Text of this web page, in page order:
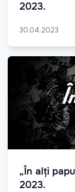
2023.
30.04.2023
„În alți
2023.